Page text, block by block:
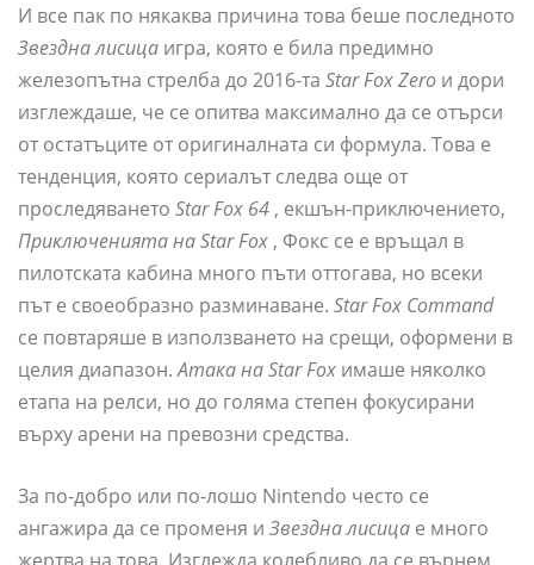
И все пак по някаква причина това беше последното
Звездна лисица игра, която е била предимно
железопътна стрелба до 2016-та Star Fox Zero и дори
изглеждаше, че се опитва максимално да се отърси
от остатъците от оригиналната си формула. Това е
тенденция, която сериалът следва още от
проследяването Star Fox 64 , екшън-приключението,
Приключенията на Star Fox , Фокс се е връщал в
пилотската кабина много пъти оттогава, но всеки
път е своеобразно разминаване. Star Fox Command
се повтаряше в използването на срещи, оформени в
целия диапазон.Атака на Star Fox имаше няколко
етапа на релси, но до голяма степен фокусирани
върху арени на превозни средства.
За по-добро или по-лошо Nintendo често се
ангажира да се променя и Звездна лисица е много